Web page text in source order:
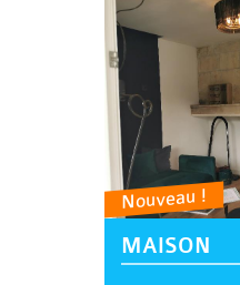
Nouveau !
MAISON